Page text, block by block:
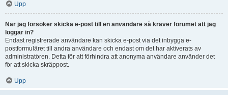
Upp
När jag försöker skicka e-post till en användare så kräver forumet att jag
loggar in?
Endast registrerade användare kan skicka e-post via det inbygga e-
postformuläret till andra användare och endast om det har aktiverats av
administratören. Detta för att förhindra att anonyma användare använder det
för att skicka skräppost.
Upp